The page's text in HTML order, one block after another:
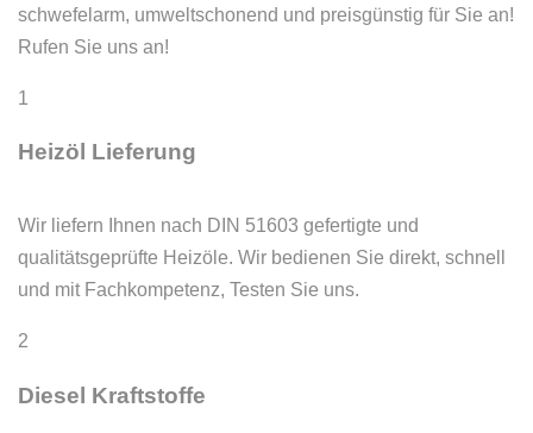
schwefelarm, umweltschonend und preisgünstig für Sie an!
Rufen Sie uns an!
1
Heizöl Lieferung
Wir liefern Ihnen nach DIN 51603 gefertigte und
qualitätsgeprüfte Heizöle. Wir bedienen Sie direkt, schnell
und mit Fachkompetenz, Testen Sie uns.
2
Diesel Kraftstoffe